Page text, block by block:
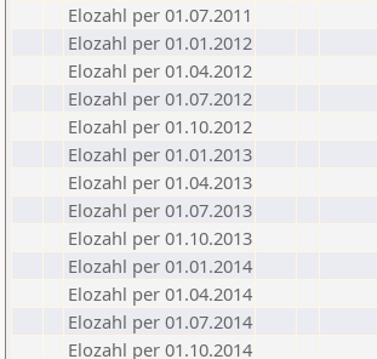
Elozahl per 01.07.2011
Elozahl per 01.01.2012
Elozahl per 01.04.2012
Elozahl per 01.07.2012
Elozahl per 01.10.2012
Elozahl per 01.01.2013
Elozahl per 01.04.2013
Elozahl per 01.07.2013
Elozahl per 01.10.2013
Elozahl per 01.01.2014
Elozahl per 01.04.2014
Elozahl per 01.07.2014
Elozahl per 01.10.2014